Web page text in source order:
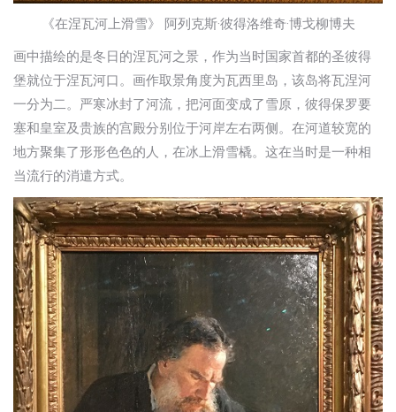
《在涅瓦河上滑雪》 阿列克斯·彼得洛维奇·博戈柳博夫
画中描绘的是冬日的涅瓦河之景，作为当时国家首都的圣彼得
堡就位于涅瓦河口。画作取景角度为瓦西里岛，该岛将瓦涅河
一分为二。严寒冰封了河流，把河面变成了雪原，彼得保罗要
塞和皇室及贵族的宫殿分别位于河岸左右两侧。在河道较宽的
地方聚集了形形色色的人，在冰上滑雪橇。这在当时是一种相
当流行的消遣方式。